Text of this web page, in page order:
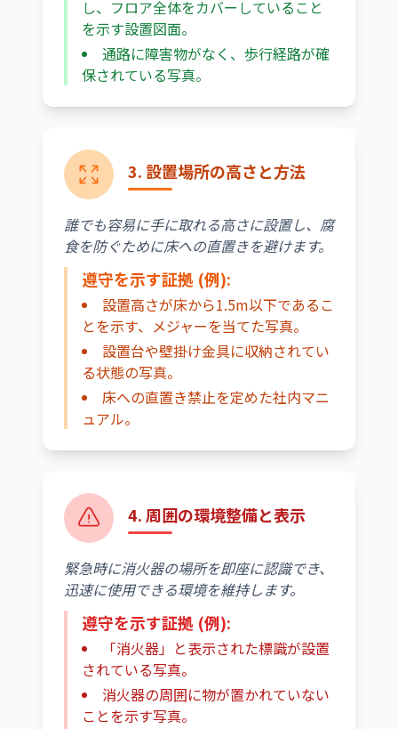
し、フロア全体をカバーしていること
を示す設置図面。
通路に障害物がなく、歩行経路が確
保されている写真。
3. 設置場所の高さと方法
誰でも容易に手に取れる高さに設置し、腐
食を防ぐために床への直置きを避けます。
遵守を示す証拠 (例):
設置高さが床から1.5m以下であるこ
とを示す、メジャーを当てた写真。
設置台や壁掛け金具に収納されてい
る状態の写真。
床への直置き禁止を定めた社内マニ
ュアル。
4. 周囲の環境整備と表示
緊急時に消火器の場所を即座に認識でき、
迅速に使用できる環境を維持します。
遵守を示す証拠 (例):
「消火器」と表示された標識が設置
されている写真。
消火器の周囲に物が置かれていない
ことを示す写真。